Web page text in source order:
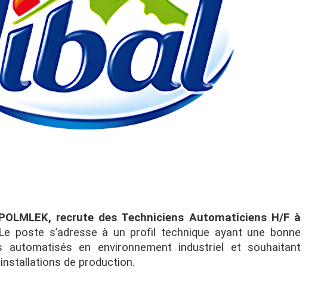
recrute des Techniciens Automaticiens H/F à
Le poste s’adresse à un profil technique ayant une bonne
automatisés en environnement industriel et souhaitant
de production.